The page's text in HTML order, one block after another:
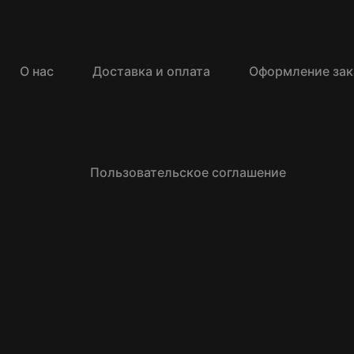
О нас Доставка и оплата Оформление
Пользовательское соглашение